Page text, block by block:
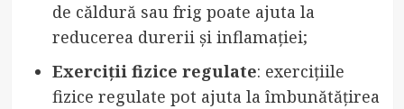
de căldură sau frig poate ajuta la
reducerea durerii și inflamației;
Exerciții fizice regulate: exercițiile
fizice regulate pot ajuta la îmbunătățirea